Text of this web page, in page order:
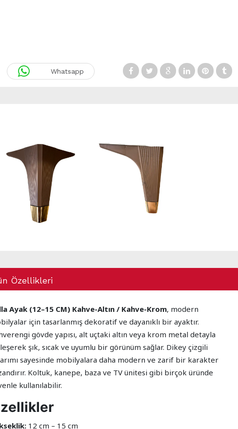
Whatsapp
Özellikleri
Ayak (12–15 CM) Kahve-Altın / Kahve-Krom, modern
için tasarlanmış dekoratif ve dayanıklı bir ayaktır.
gövde yapısı, alt uçtaki altın veya krom metal detayla
şık, sıcak ve uyumlu bir görünüm sağlar. Dikey çizgili
sayesinde mobilyalara daha modern ve zarif bir karakter
Koltuk, kanepe, baza ve TV ünitesi gibi birçok üründe
kullanılabilir.
12 cm – 15 cm